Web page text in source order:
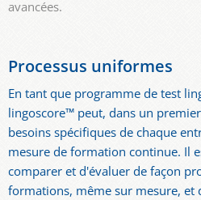
avancées.
Processus uniformes
En tant que programme de test
lingoscore™ peut, dans un
besoins spécifiques de chaque
mesure de formation continue. Il
comparer et d'évaluer de façon
formations, même sur mesure,